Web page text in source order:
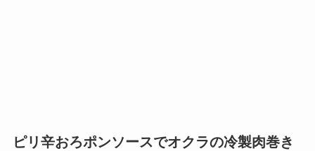
ピリ辛おろポンソースでオクラの冷製肉巻き